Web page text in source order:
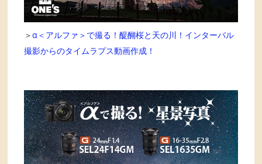
＞α＜アルファ＞で撮る！醍醐桜と天の川！インターバル
撮影からのタイムラプス動画作成！